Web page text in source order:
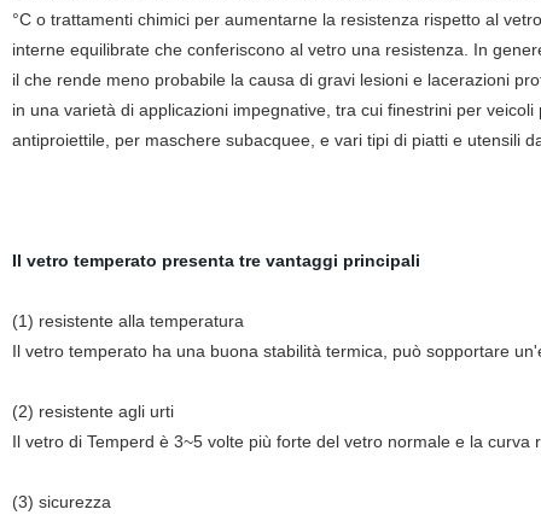
°C o trattamenti chimici per aumentarne la resistenza rispetto al
interne equilibrate che conferiscono al vetro una resistenza. In
il che rende meno probabile la causa di gravi lesioni e lacerazioni
in una varietà di applicazioni impegnative, tra cui finestrini per
antiproiettile, per maschere subacquee, e vari tipi di piatti e utensili
Il vetro temperato presenta tre vantaggi principali
(1) resistente alla temperatura
Il vetro temperato ha una buona stabilità termica, può sopportare
(2) resistente agli urti
Il vetro di Temperd è 3~5 volte più forte del vetro normale e la curva
(3) sicurezza